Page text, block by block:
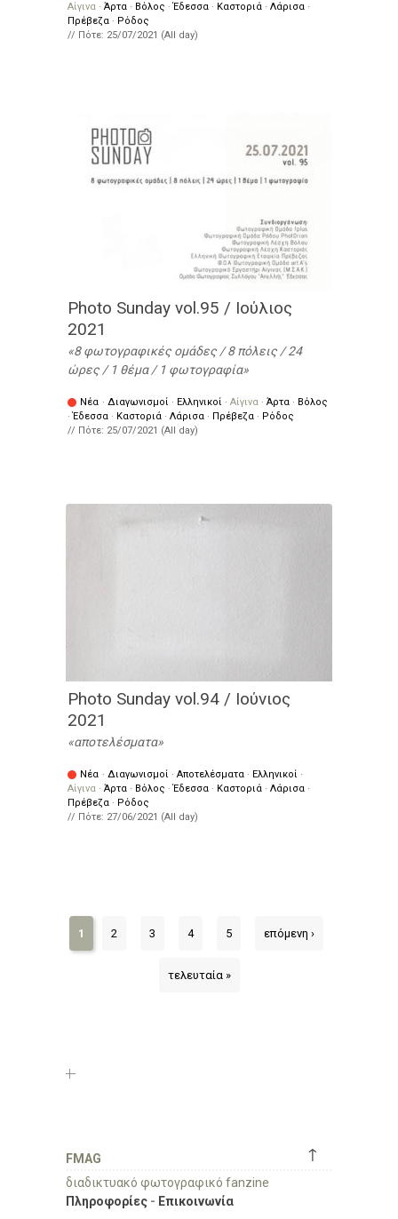
Αίγινα · Άρτα · Βόλος ·Έδεσσα · Καστοριά · Λάρισα ·
Πρέβεζα · Ρόδος
// Πότε: 25/07/2021 (All day)
Photo Sunday vol.95 / Ιούλιος
2021
8 φωτογραφικές ομάδες / 8 πόλεις / 24
ώρες / 1 θέμα / 1 φωτογραφία
Νέα · Διαγωνισμοί · Ελληνικοί · Αίγινα · Άρτα · Βόλος
·Έδεσσα · Καστοριά · Λάρισα · Πρέβεζα · Ρόδος
// Πότε: 25/07/2021 (All day)
Photo Sunday vol.94 / Ιούνιος
2021
αποτελέσματα
Νέα · Διαγωνισμοί · Αποτελέσματα · Ελληνικοί ·
Αίγινα · Άρτα · Βόλος ·Έδεσσα · Καστοριά · Λάρισα ·
Πρέβεζα · Ρόδος
// Πότε: 27/06/2021 (All day)
1 2 3 4 5 επόμενη ›
τελευταία »
↑
FMAG
διαδικτυακό φωτογραφικό fanzine
Πληροφορίες - Επικοινωνία